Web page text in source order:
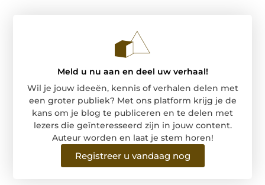
Meld u nu aan en deel uw verhaal!
Wil je jouw ideeën, kennis of verhalen delen met
een groter publiek? Met ons platform krijg je de
kans om je blog te publiceren en te delen met
lezers die geïnteresseerd zijn in jouw content.
Auteur worden en laat je stem horen!
Registreer u vandaag nog